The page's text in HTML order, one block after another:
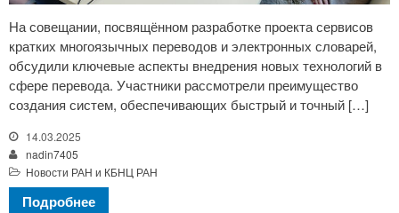
На совещании, посвящённом разработке проекта сервисов
кратких многоязычных переводов и электронных словарей,
обсудили ключевые аспекты внедрения новых технологий в
сфере перевода. Участники рассмотрели преимущество
создания систем, обеспечивающих быстрый и точный […]
14.03.2025
nadin7405
Новости РАН и КБНЦ РАН
Подробнее